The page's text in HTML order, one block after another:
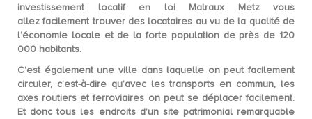
investissement locatif en loi Malraux Metz vous
allezfacilement trouver des locataires au vu de la qualité de
l’économie locale et de la forte population de près de 120
000 habitants.
C’est également une ville dans laquelle on peut facilement
circuler, c’est-à-dire qu’avec les transports en commun, les
axes routiers et ferroviaires on peut se déplacer facilement.
Et donc tous les endroits d’un site patrimonial remarquable